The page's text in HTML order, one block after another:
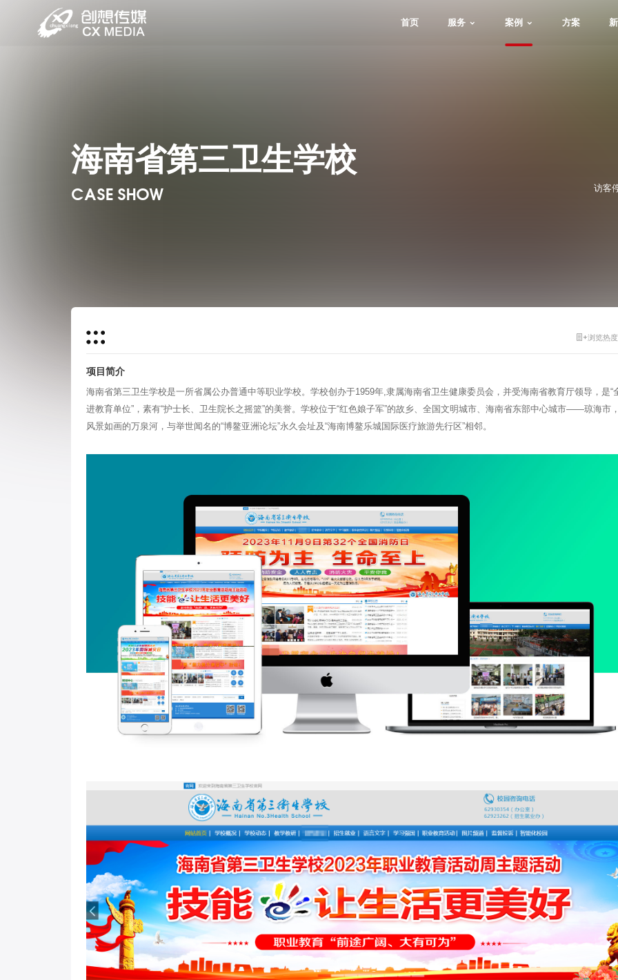
首页 服务 案例 方案
海南省第三卫生学校
CASE SHOW 访客
浏览热
项目简介
海南省第三卫生学校是一所省属公办普通中等职业学校。学校创办于1959年,隶属海南省卫生健康委员会，并受海南省教育厅领导，是“
进教育单位”，素有“护士长、卫生院长之摇篮”的美誉。学校位于“红色娘子军”的故乡、全国文明城市、海南省东部中心城市——琼海市
风景如画的万泉河，与举世闻名的“博鳌亚洲论坛”永久会址及“海南博鳌乐城国际医疗旅游先行区”相邻。